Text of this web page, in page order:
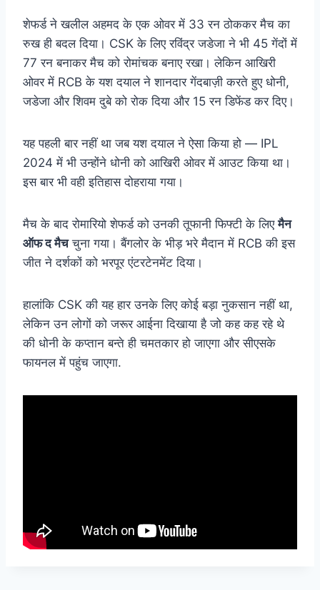
शेफर्ड ने खलील अहमद के एक ओवर में 33 रन ठोककर मैच का
रुख ही बदल दिया। CSK के लिए रविंद्र जडेजा ने भी 45 गेंदों में
77 रन बनाकर मैच को रोमांचक बनाए रखा। लेकिन आखिरी
ओवर में RCB के यश दयाल ने शानदार गेंदबाज़ी करते हुए धोनी,
जडेजा और शिवम दुबे को रोक दिया और 15 रन डिफेंड कर दिए।
यह पहली बार नहीं था जब यश दयाल ने ऐसा किया हो — IPL
2024 में भी उन्होंने धोनी को आखिरी ओवर में आउट किया था।
इस बार भी वही इतिहास दोहराया गया।
मैच के बाद रोमारियो शेफर्ड को उनकी तूफानी फिफ्टी के लिएमैन
ऑफ द मैचचुना गया। बैंगलोर के भीड़ भरे मैदान में RCB की इस
जीत ने दर्शकों को भरपूर एंटरटेनमेंट दिया।
हालांकि CSK की यह हार उनके लिए कोई बड़ा नुकसान नहीं था,
लेकिन उन लोगों को जरूर आईना दिखाया है जो कह कह रहे थे
की धोनी के कप्तान बन्ते ही चमतकार हो जाएगा और सीएसके
फायनल में पहुंच जाएगा.